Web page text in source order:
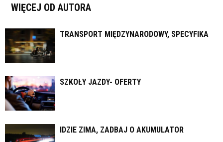
WIĘCEJ OD AUTORA
TRANSPORT MIĘDZYNARODOWY, SPECYFIKA
SZKOŁY JAZDY- OFERTY
IDZIE ZIMA, ZADBAJ O AKUMULATOR